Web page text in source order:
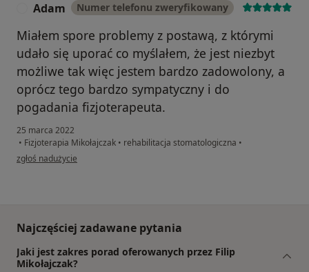
Adam Numer telefonu zweryfikowany
Miałem spore problemy z postawą, z którymi
udało się uporać co myślałem, że jest niezbyt
możliwe tak więc jestem bardzo zadowolony, a
oprócz tego bardzo sympatyczny i do
pogadania fizjoterapeuta.
25 marca 2022
• Fizjoterapia Mikołajczak • rehabilitacja stomatologiczna •
w opinii użytkownika Adam
zgłoś nadużycie
Najczęściej zadawane pytania
Jaki jest zakres porad oferowanych przez Filip
Mikołajczak?